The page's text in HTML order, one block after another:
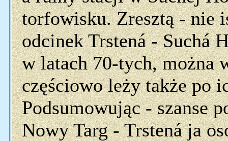
torfowisku. Zresztą - nie
odcinek Trstená - Suchá
w latach 70-tych, można
częściowo leży także po
Podsumowując - szanse
Nowy Targ - Trstená ja